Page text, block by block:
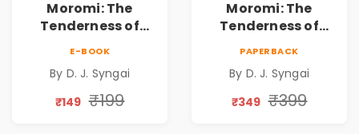
Moromi: The
Tenderness of
Collection on
Unrequited Love,
E-BOOK
By D. J. Syngai
₹149 ₹199
Moromi: The
Tenderness of
Collection on
Unrequited Love,
PAPERBACK
By D. J. Syngai
₹349 ₹399